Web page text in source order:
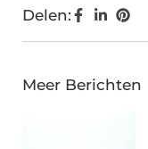
Delen:
Meer Berichten